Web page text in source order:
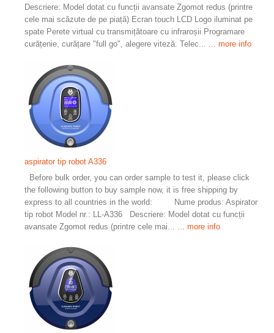
Descriere: Model dotat cu funcții avansate Zgomot redus (printre
cele mai scăzute de pe piață) Ecran touch LCD Logo iluminat pe
spate Perete virtual cu transmițătoare cu infraroșii Programare
curățenie, curățare "full go", alegere viteză. Telec...
... more info
aspirator tip robot A336
Before bulk order, you can order sample to test it, please click
the following button to buy sample now, it is free shipping by
express to all countries in the world: Nume produs: Aspirator
tip robot Model nr.: LL-A336 Descriere: Model dotat cu funcții
avansate Zgomot redus (printre cele mai...
... more info